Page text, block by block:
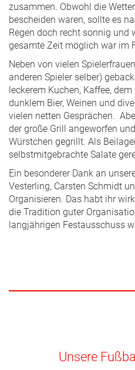
zusammen. Obwohl die
bescheiden waren, sollte es
Regen doch recht sonnig und
gesamte Zeit möglich war im
Neben von vielen
anderen Spieler selber)
leckerem Kuchen, Kaffee,
dunklem Bier, Weinen und
vielen netten Gesprächen.
der große Grill angeworfen
Würstchen gegrillt. Als
selbstmitgebrachte Salate
Ein besonderer Dank an
Vesterling, Carsten Schmidt
Organisieren. Das habt ihr
die Tradition guter
langjährigen Festausschuss
Unsere